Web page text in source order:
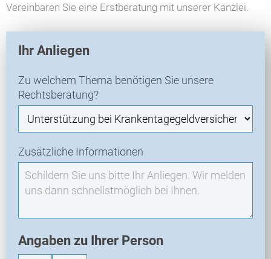
Vereinbaren Sie eine Erstberatung mit unserer Kanzlei.
E
-
N
n
Ihr Anliegen
Zu welchem Thema benötigen Sie unsere
Rechtsberatung?
Zusätzliche Informationen
Angaben zu Ihrer Person